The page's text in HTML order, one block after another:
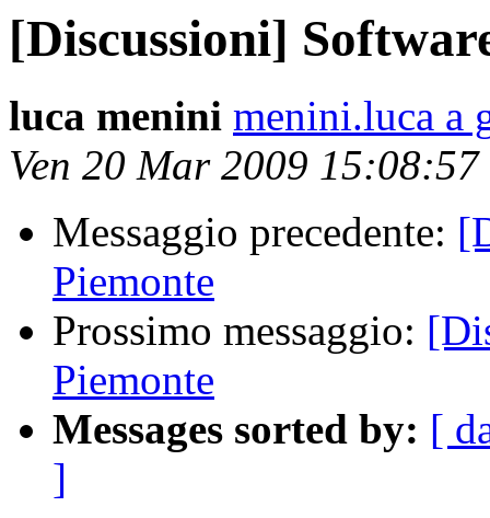
[Discussioni]
luca menini menini.luca a
Ven 20 Mar 2009 15:08:57
Messaggio precedente:
Piemonte
Prossimo messaggio:
Piemonte
Messages sorted by: [
]